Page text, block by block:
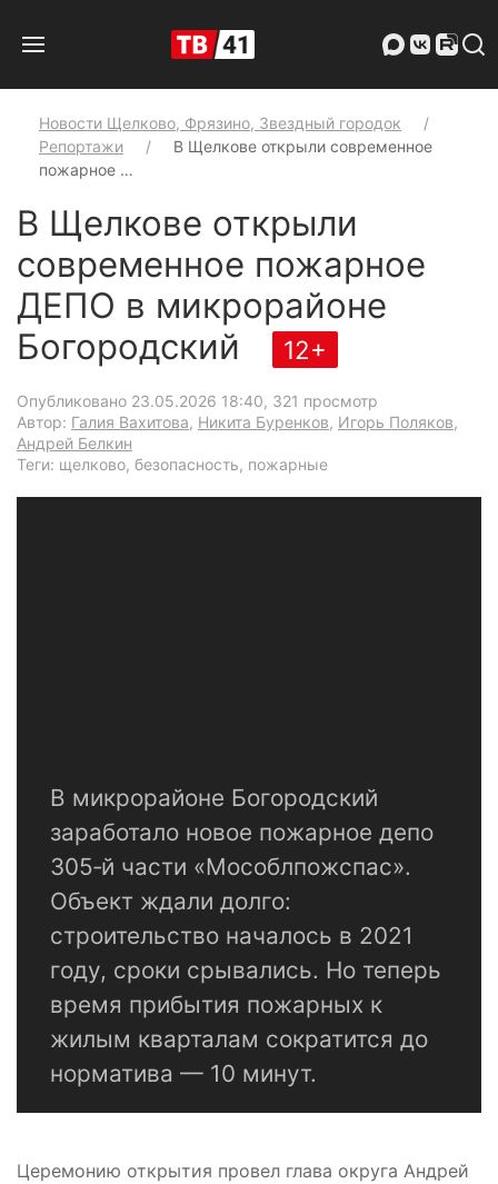
Новости Щелково, Фрязино, Звездный городок
Репортажи
В Щелкове открыли современное
пожарное …
В Щелкове открыли
современное пожарное
ДЕПО в микрорайоне
Богородский
12+
Опубликовано 23.05.2026 18:40, 321 просмотр
Автор: Галия Вахитова, Никита Буренков, Игорь Поляков,
Андрей Белкин
Теги: щелково, безопасность, пожарные
В микрорайоне Богородский
заработало новое пожарное депо
305‑й части «Мособлпожспас».
Объект ждали долго:
строительство началось в 2021
году, сроки срывались. Но теперь
время прибытия пожарных к
жилым кварталам сократится до
норматива — 10 минут.
Церемонию открытия провел глава округа Андрей